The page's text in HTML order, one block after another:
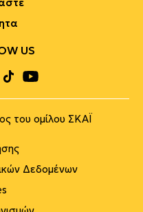
US
του ομίλου ΣΚΑΪ
Δεδομένων